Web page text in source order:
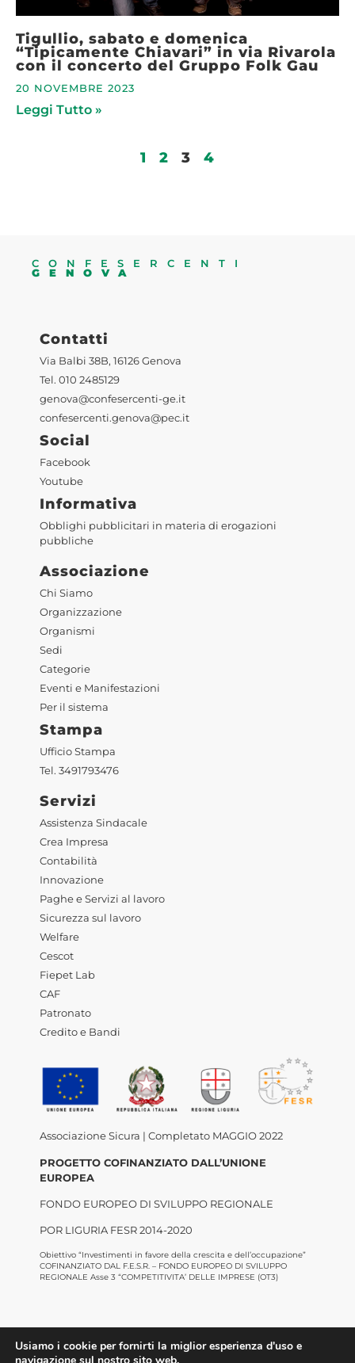
Tigullio, sabato e domenica
“Tipicamente Chiavari” in via Rivarola
con il concerto del Gruppo Folk Gau
20 NOVEMBRE 2023
Leggi Tutto »
1 2 3 4
CONFESERCENTI
GENOVA
Contatti
Via Balbi 38B, 16126 Genova
Tel. 010 2485129
genova@confesercenti-ge.it
confesercenti.genova@pec.it
Social
Facebook
Youtube
Informativa
Obblighi pubblicitari in materia di erogazioni
pubbliche
Associazione
Chi Siamo
Organizzazione
Organismi
Sedi
Categorie
Eventi e Manifestazioni
Per il sistema
Stampa
Ufficio Stampa
Tel. 3491793476
Servizi
Assistenza Sindacale
Crea Impresa
Contabilità
Innovazione
Paghe e Servizi al lavoro
Sicurezza sul lavoro
Welfare
Cescot
Fiepet Lab
CAF
Patronato
Credito e Bandi
Associazione Sicura | Completato MAGGIO 2022
PROGETTO COFINANZIATO DALL’UNIONE
EUROPEA
FONDO EUROPEO DI SVILUPPO REGIONALE
POR LIGURIA FESR 2014-2020
Obiettivo “Investimenti in favore della crescita e dell’occupazione”
COFINANZIATO DAL F.E.S.R. – FONDO EUROPEO DI SVILUPPO
REGIONALE Asse 3 “COMPETITIVITA’ DELLE IMPRESE (OT3)
Usiamo i cookie per fornirti la miglior esperienza d'uso e